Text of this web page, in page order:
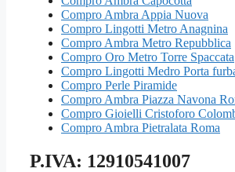
Compro Ambra Appia Nuova
Compro Lingotti Metro Anagnina
Compro Ambra Metro Repubblica
Compro Oro Metro Torre Spaccata
Compro Lingotti Medro Porta
Compro Perle Piramide
Compro Ambra Piazza Navona
Compro Gioielli Cristoforo
Compro Ambra Pietralata Roma
P.IVA: 12910541007